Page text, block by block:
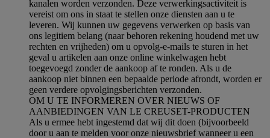
kanalen worden verzonden. Deze verwerkingsactiviteit is
vereist om ons in staat te stellen onze diensten aan u te
leveren. Wij kunnen uw gegevens verwerken op basis van
ons legitiem belang (naar behoren rekening houdend met uw
rechten en vrijheden) om u opvolg-e-mails te sturen in het
geval u artikelen aan onze online winkelwagen hebt
toegevoegd zonder de aankoop af te ronden. Als u de
aankoop niet binnen een bepaalde periode afrondt, worden er
geen verdere opvolgingsberichten verzonden.
OM U TE INFORMEREN OVER NIEUWS OF
AANBIEDINGEN VAN LE CREUSET-PRODUCTEN
Als u ermee hebt ingestemd dat wij dit doen (bijvoorbeeld
door u aan te melden voor onze nieuwsbrief wanneer u een